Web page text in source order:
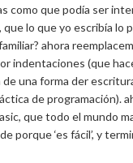
como que podía ser
lo que yo escribía lo
ahora
indentaciones (que
una forma der
de programación).
que todo el mundo
porque ‘es fácil’, y